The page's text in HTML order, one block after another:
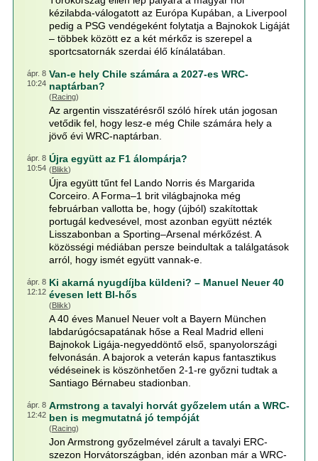
kézilabda-válogatott az Európa Kupában, a Liverpool
pedig a PSG vendégeként folytatja a Bajnokok Ligáját
– többek között ez a két mérkőz is szerepel a
sportcsatornák szerdai élő kínálatában.
ápr. 8
10:24
Van-e hely Chile számára a 2027-es WRC-
naptárban?
(Racing)
Az argentin visszatérésről szóló hírek után jogosan
vetődik fel, hogy lesz-e még Chile számára hely a
jövő évi WRC-naptárban.
ápr. 8
10:54
Újra együtt az F1 álompárja?
(Blikk)
Újra együtt tűnt fel Lando Norris és Margarida
Corceiro. A Forma–1 brit világbajnoka még
februárban vallotta be, hogy (újból) szakítottak
portugál kedvesével, most azonban együtt nézték
Lisszabonban a Sporting–Arsenal mérkőzést. A
közösségi médiában persze beindultak a találgatások
arról, hogy ismét együtt vannak-e.
ápr. 8
12:12
Ki akarná nyugdíjba küldeni? – Manuel Neuer 40
évesen lett Bl-hős
(Blikk)
A 40 éves Manuel Neuer volt a Bayern München
labdarúgócsapatának hőse a Real Madrid elleni
Bajnokok Ligája-negyeddöntő első, spanyolországi
felvonásán. A bajorok a veterán kapus fantasztikus
védéseinek is köszönhetően 2-1-re győzni tudtak a
Santiago Bérnabeu stadionban.
ápr. 8
12:42
Armstrong a tavalyi horvát győzelem után a WRC-
ben is megmutatná jó tempóját
(Racing)
Jon Armstrong győzelmével zárult a tavalyi ERC-
szezon Horvátországban, idén azonban már a WRC-